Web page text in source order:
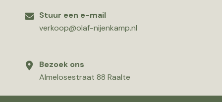
Stuur een e-mail
verkoop@olaf-nijenkamp.nl
Bezoek ons
Almelosestraat 88 Raalte